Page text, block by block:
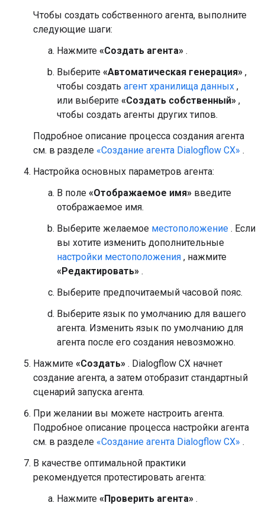
Чтобы создать собственного агента, выполните
следующие шаги:
Нажмите «Создать агента» .
Выберите «Автоматическая генерация» ,
чтобы создать агент хранилища данных ,
или выберите «Создать собственный» ,
чтобы создать агенты других типов.
Подробное описание процесса создания агента
см. в разделе «Создание агента Dialogflow CX» .
Настройка основных параметров агента:
В поле «Отображаемое имя» введите
отображаемое имя.
Выберите желаемое местоположение . Если
вы хотите изменить дополнительные
настройки местоположения , нажмите
«Редактировать» .
Выберите предпочитаемый часовой пояс.
Выберите язык по умолчанию для вашего
агента. Изменить язык по умолчанию для
агента после его создания невозможно.
Нажмите «Создать» . Dialogflow CX начнет
создание агента, а затем отобразит стандартный
сценарий запуска агента.
При желании вы можете настроить агента.
Подробное описание процесса настройки агента
см. в разделе «Создание агента Dialogflow CX» .
В качестве оптимальной практики
рекомендуется протестировать агента:
Нажмите «Проверить агента» .